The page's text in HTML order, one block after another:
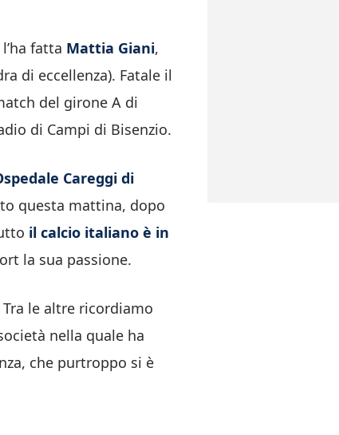
fatta Mattia Giani,
di eccellenza). Fatale il
del girone A di
di Campi di Bisenzio.
Careggi di
questa mattina, dopo
il calcio italiano è in
la sua passione.
le altre ricordiamo
nella quale ha
che purtroppo si è